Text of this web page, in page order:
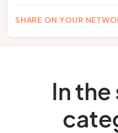
SHARE ON YOUR
In the